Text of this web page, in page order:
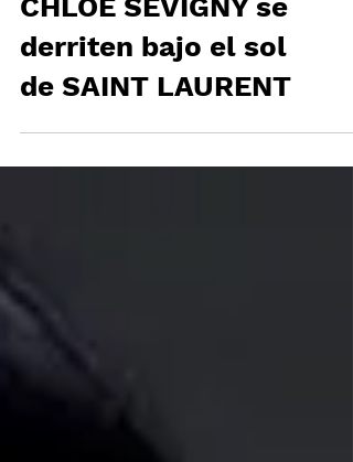
KATE MOSS &
CHLOË SEVIGNY se
derriten bajo el sol